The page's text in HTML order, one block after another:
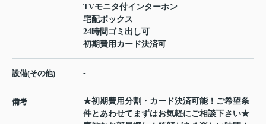
TVモニタ付インターホン
宅配ボックス
24時間ゴミ出し可
初期費用カード決済可
設備(その他) -
備考
★初期費用分割・カード決済可能！ご希望条
件とあわせてまずはお気軽にご相談下さい★